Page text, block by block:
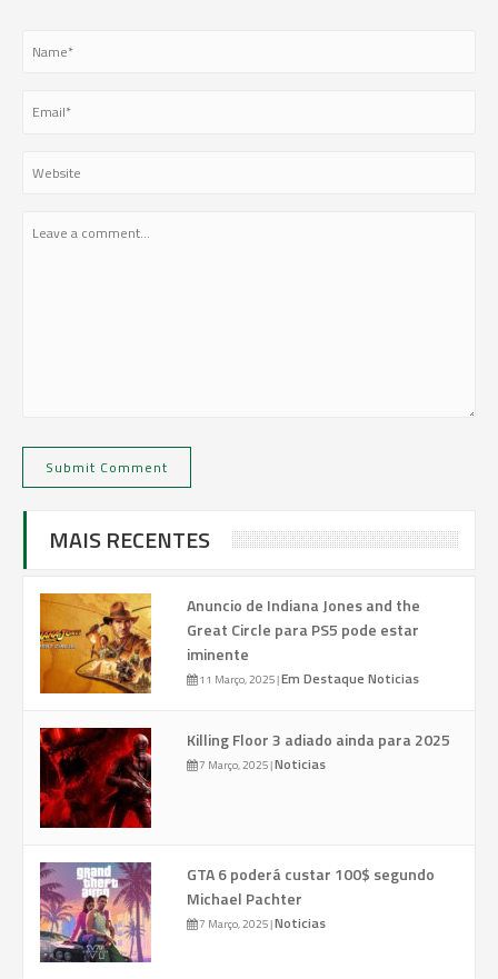
MAIS RECENTES
Anuncio de Indiana Jones and the
Great Circle para PS5 pode estar
iminente
11 Março, 2025|Em Destaque Noticias
Killing Floor 3 adiado ainda para 2025
7 Março, 2025|Noticias
GTA 6 poderá custar 100$ segundo
Michael Pachter
7 Março, 2025|Noticias